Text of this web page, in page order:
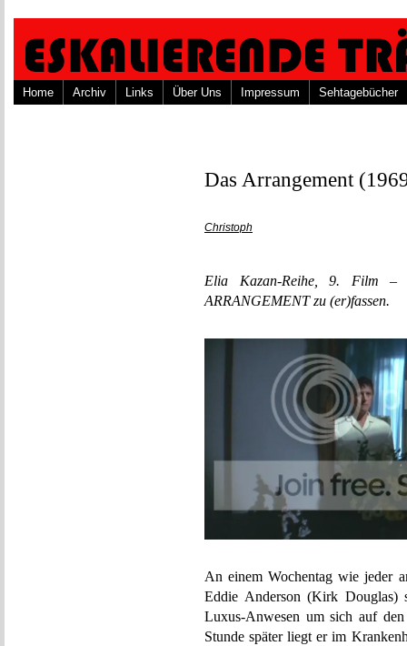
Home Archiv Links Über Uns Impressum Sehtagebücher
Das Arrangement
Christoph
Elia Kazan-Reihe, 9. Film –
ARRANGEMENT zu (er)fassen.
An einem Wochentag wie jeder
Eddie Anderson (Kirk Douglas)
Luxus-Anwesen um sich auf
Stunde später liegt er im